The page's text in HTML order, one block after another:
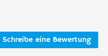
Schreibe eine Bewertung